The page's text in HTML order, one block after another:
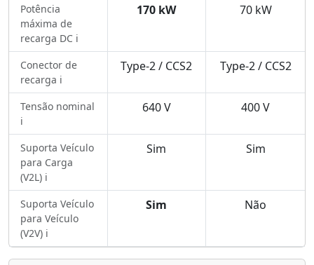
Potência
máxima de
recarga DC ℹ️
170 kW 70 kW
Conector de
recarga ℹ️
Type-2 / CCS2 Type-2 / CCS2
Tensão nominal
ℹ️
640 V 400 V
Suporta Veículo
para Carga
(V2L) ℹ️
Sim Sim
Suporta Veículo
para Veículo
(V2V) ℹ️
Sim Não